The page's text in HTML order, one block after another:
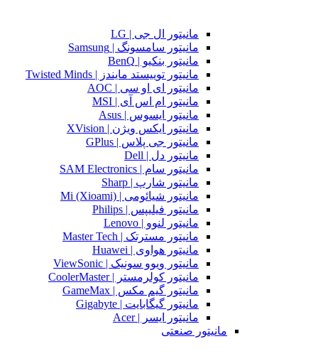
مانیتور ال جی | LG
مانیتور سامسونگ | Samsung
مانیتور بنکیو | BenQ
مانیتور توییستد مایندز | Twisted Minds
مانیتور ای او سی | AOC
مانیتور ام اس آی | MSI
مانیتور ایسوس | Asus
مانیتور ایکس ویژن | XVision
مانیتور جی پلاس | GPlus
مانیتور دل | Dell
مانیتور سام | SAM Electronics
مانیتور شارپ | Sharp
مانیتور شیائومی | Mi (Xioami)
مانیتور فیلیپس | Philips
مانیتور لنوو | Lenovo
مانیتور مسترتک | Master Tech
مانیتور هواوی | Huawei
مانیتور ویوو سونیک | ViewSonic
مانیتور کولرمستر | CoolerMaster
مانیتور گیم مکس | GameMax
مانیتور گیگابایت | Gigabyte
مانیتور ایسر | Acer
مانیتور صنعتی